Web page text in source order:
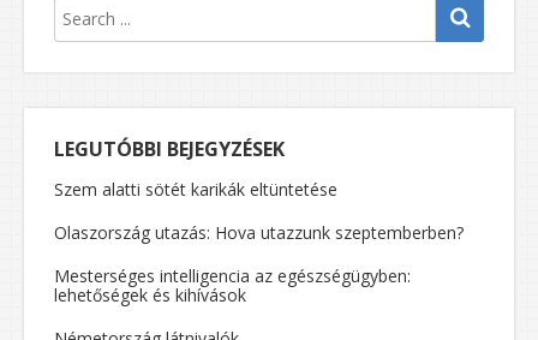
LEGUTÓBBI BEJEGYZÉSEK
Szem alatti sötét karikák eltüntetése
Olaszország utazás: Hova utazzunk szeptemberben?
Mesterséges intelligencia az egészségügyben:
lehetőségek és kihívások